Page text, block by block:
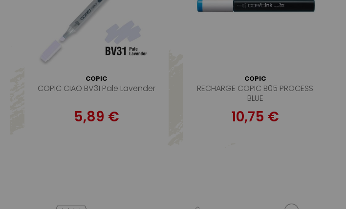
COPIC
COPIC CIAO BV31 Pale Lavender
5,89 €
COPIC
RECHARGE COPIC B05 PROCESS
BLUE
10,75 €